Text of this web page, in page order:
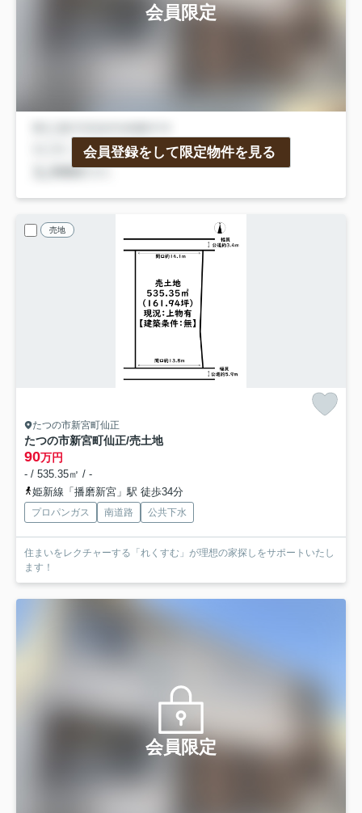
会員限定
会員登録をして限定物件を見る
売地
たつの市新宮町仙正
たつの市新宮町仙正/売土地
90万円
- / 535.35㎡ / -
姫新線「播磨新宮」駅 徒歩34分
プロパンガス 南道路 公共下水
住まいをレクチャーする「れくすむ」が理想の家探しをサポートいたし
ます！
会員限定